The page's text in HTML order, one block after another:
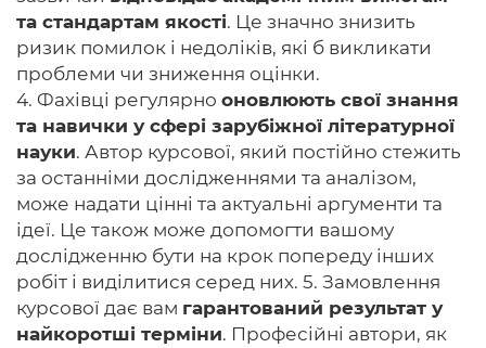
та стандартам якості. Це значно знизить
ризик помилок і недоліків, які б викликати
проблеми чи зниження оцінки.
4. Фахівці регулярно оновлюють свої знання
та навички у сфері зарубіжної літературної
науки. Автор курсової, який постійно стежить
за останніми дослідженнями та аналізом,
може надати цінні та актуальні аргументи та
ідеї. Це також може допомогти вашому
дослідженню бути на крок попереду інших
робіт і виділитися серед них. 5. Замовлення
курсової дає вам гарантований результат у
найкоротші терміни. Професійні автори, як